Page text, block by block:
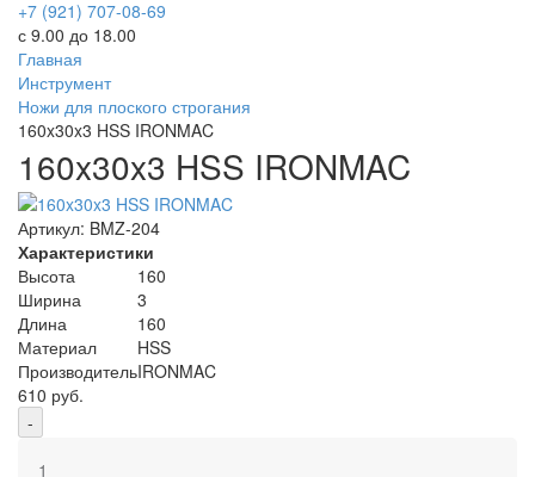
+7 (921) 707-08-69
с 9.00 до 18.00
Главная
Инструмент
Ножи для плоского строгания
160x30x3 HSS IRONMAC
160x30x3 HSS IRONMAC
Артикул: BMZ-204
Характеристики
Высота
160
Ширина
3
Длина
160
Материал
HSS
ПроизводительIRONMAC
610 руб.
-